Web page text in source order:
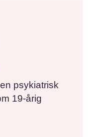
psykiatrisk
19-årig